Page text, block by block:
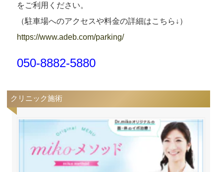
をご利用ください。
（駐車場へのアクセスや料金の詳細はこちら↓）
https://www.adeb.com/parking/
050-8882-5880
クリニック施術